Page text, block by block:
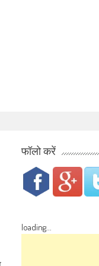
फॉलो करें
loading...